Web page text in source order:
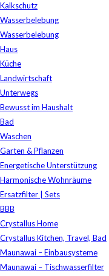
Kalkschutz
Wasserbelebung
Wasserbelebung
Haus
Küche
Landwirtschaft
Unterwegs
Bewusst im Haushalt
Bad
Waschen
Garten & Pflanzen
Energetische Unterstützung
Harmonische Wohnräume
Ersatzfilter | Sets
BBB
Crystallus Home
Crystallus Kitchen, Travel, Bad
Maunawai – Einbausysteme
Maunawai – Tischwasserfilter